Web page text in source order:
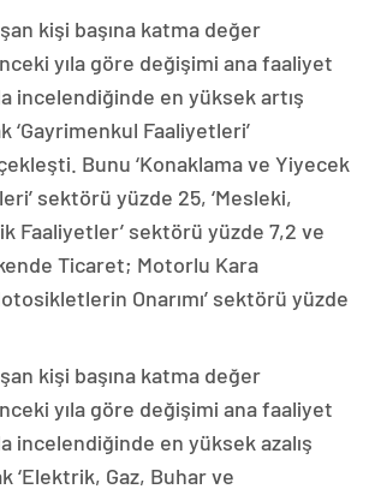
kişi başına katma değer
yıla göre değişimi ana faaliyet
incelendiğinde en yüksek artış
‘Gayrimenkul Faaliyetleri’
Bunu ‘Konaklama ve Yiyecek
sektörü yüzde 25, ‘Mesleki,
Faaliyetler’ sektörü yüzde 7,2 ve
Ticaret; Motorlu Kara
Onarımı’ sektörü yüzde
kişi başına katma değer
yıla göre değişimi ana faaliyet
incelendiğinde en yüksek azalış
‘Elektrik, Gaz, Buhar ve